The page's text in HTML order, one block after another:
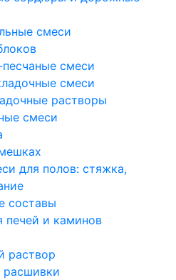
смеси
смеси
смеси
растворы
смеси
для полов: стяжка,
составы
печей и каминов
раствор
расшивки